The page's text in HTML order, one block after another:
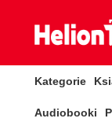
Kategorie
Audiobooki